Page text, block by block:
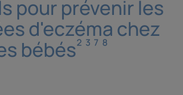
pour prévenir les
d'eczéma chez
bébés² ³ ⁷ ⁸